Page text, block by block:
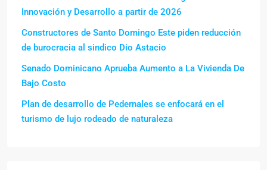
Innovación y Desarrollo a partir de 2026
Constructores de Santo Domingo Este piden reducción
de burocracia al sindico Dio Astacio
Senado Dominicano Aprueba Aumento a La Vivienda De
Bajo Costo
Plan de desarrollo de Pedernales se enfocará en el
turismo de lujo rodeado de naturaleza